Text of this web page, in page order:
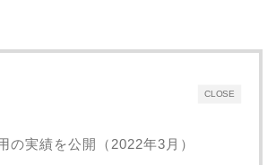
CLOSE
の実績を公開（2022年3月）